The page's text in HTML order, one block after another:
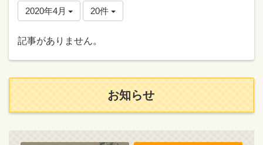
2020年4月 20件
記事がありません。
お知らせ